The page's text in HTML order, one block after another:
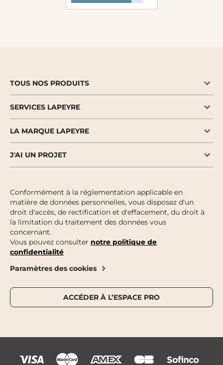
TOUS NOS PRODUITS
SERVICES LAPEYRE
LA MARQUE LAPEYRE
J'AI UN PROJET
Conformément à la réglementation applicable en
matière de données personnelles, vous disposez d'un
droit d'accès, de rectification et d'effacement, du droit à
la limitation du traitement des données vous
concernant.
Vous pouvez consulter notre politique de
confidentialité
Paramètres des cookies
ACCÉDER À L’ESPACE PRO